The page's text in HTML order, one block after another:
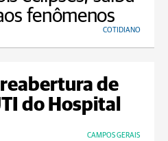
fenômenos
COTIDIANO
de
do Hospital
CAMPOS GERAIS